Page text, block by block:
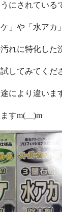
にされている
」や「水アカ
れに特化した
してみてくだ
により違いま
すm(__)m